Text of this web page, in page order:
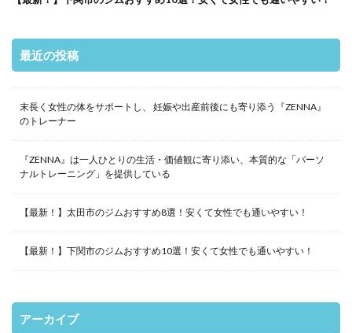
最近の投稿
末長く女性の体をサポートし、 妊娠や出産前後にも寄り添う『ZENNA』
のトレーナー
『ZENNA』は一人ひとりの生活・価値観に寄り添い、本質的な「パーソ
ナルトレーニング」を提供している
【最新！】太田市のジムおすすめ8選！安くて女性でも通いやすい！
【最新！】下関市のジムおすすめ10選！安くて女性でも通いやすい！
アーカイブ